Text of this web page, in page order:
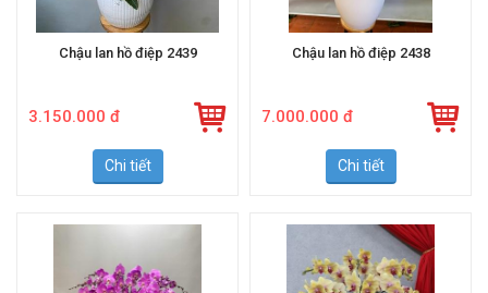
Chậu lan hồ điệp 2439
3.150.000 đ
Chi tiết
Chậu lan hồ điệp 2438
7.000.000 đ
Chi tiết